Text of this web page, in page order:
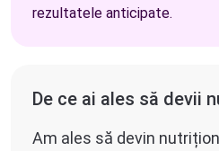
rezultatele anticipate.
De ce ai ales să devii
Am ales să devin